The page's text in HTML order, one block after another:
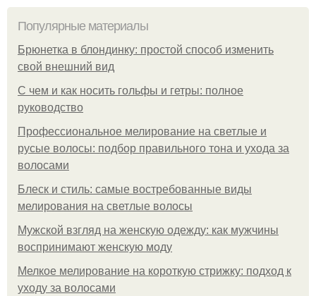
Популярные материалы
Брюнетка в блондинку: простой способ изменить
свой внешний вид
С чем и как носить гольфы и гетры: полное
руководство
Профессиональное мелирование на светлые и
русые волосы: подбор правильного тона и ухода за
волосами
Блеск и стиль: самые востребованные виды
мелирования на светлые волосы
Мужской взгляд на женскую одежду: как мужчины
воспринимают женскую моду
Мелкое мелирование на короткую стрижку: подход к
уходу за волосами